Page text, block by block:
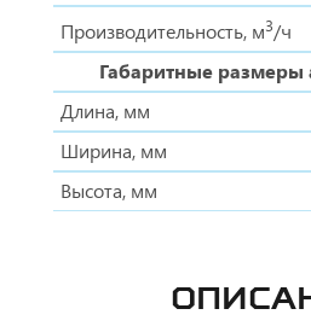
Производительность, м3/ч
Габаритные размеры
Длина, мм
Ширина, мм
Высота, мм